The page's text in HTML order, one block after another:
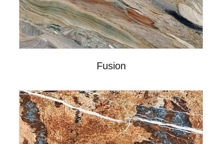
Fusion